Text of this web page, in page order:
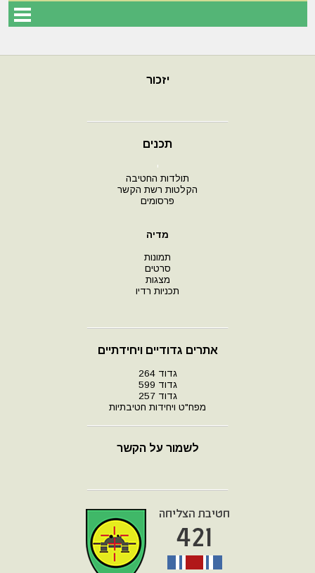
יזכור
תכנים
י
תולדות החטיבה
הקלטות רשת הקשר
פרסומים
מדיה
תמונות
סרטים
מצגות
תכניות רדיו
אתרים גדודיים ויחידתיים
גדוד 264
גדוד 599
גדוד 257
מפח"ט ויחידות חטיבתיות
לשמור על הקשר